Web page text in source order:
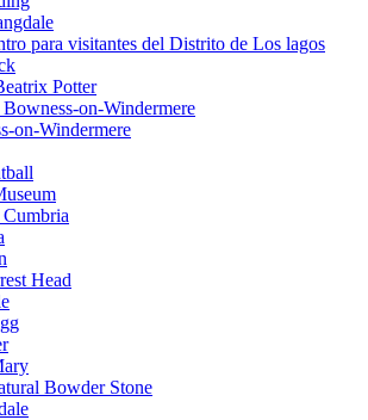
para visitantes del Distrito de Los lagos
Potter
Bowness-on-Windermere
on-Windermere
Cumbria
Head
Bowder Stone